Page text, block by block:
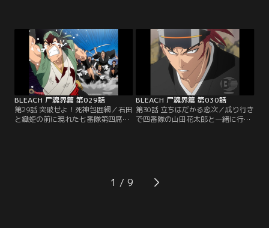
弓親とそれぞれに戦闘を開始する。
一角と死闘を繰り広げる一護。押さ
れ気味の一護だったが、次第に一角
の動きをとらえて反撃に打って出
る。ついに一角の鬼灯丸をかわして
必殺の一撃を放つ一護。【提供：バ
ンダイチャンネル】
親から必死に逃げていたが、ついに
追い詰められてしまう。背後に迫る
弓親。前方には霊力を遮断する『殺
気石（せっきせき）』で囲まれた巨
大な穴。絶体絶命のガンジュ。その
頃…。【提供：バンダイチャンネ
BLEACH 尸魂界篇 第029話
第29話 突破せよ！死神包囲網／石田
と織姫の前に現れた七番隊第四席の
一貫坂慈郎坊。最強の飛び道具使い
の刃を石田のクインシーの矢が叩き
落す。逆に追い詰められた慈郎坊
BLEACH 尸魂界篇 第030話
第30話 立ちはだかる恋次／成り行き
で四番隊の山田花太郎と一緒に行動
案内するのか花太郎に問う一護。花
太郎は、ルキアの世話係として過ご
1